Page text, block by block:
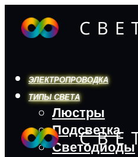
ЭЛЕКТРОПРОВОДКА
ТИПЫ СВЕТА
Люстры
Подсветка
Светодиоды